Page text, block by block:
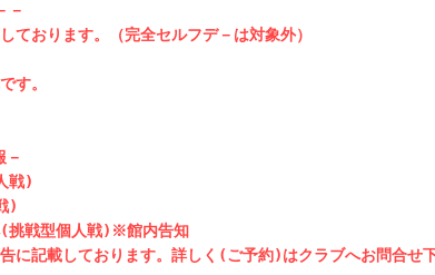
ております。（完全セルフデ－は対象外）
す。
－
戦)
)
(挑戦型個人戦)※館内告知
に記載しております。詳しく(ご予約)はクラブへお問合せ下